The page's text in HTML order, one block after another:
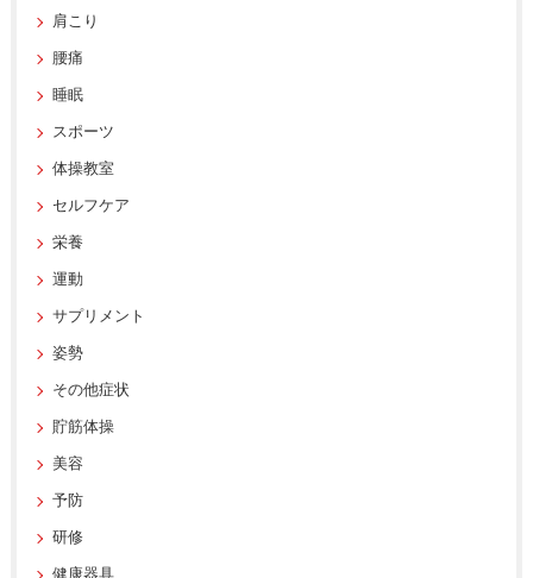
肩こり
腰痛
睡眠
スポーツ
体操教室
セルフケア
栄養
運動
サプリメント
姿勢
その他症状
貯筋体操
美容
予防
研修